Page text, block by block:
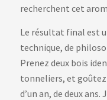
recherchent cet
Le résultat final est
technique, de
Prenez deux bois
tonneliers, et goûtez
d’un an, de deux